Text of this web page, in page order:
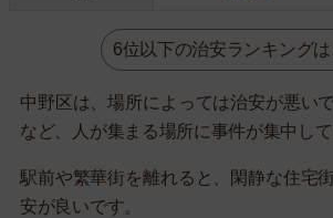
6位以下の治安ランキング
中野区は、場所によっては治安が悪い
など、人が集まる場所に事件が集中して
駅前や繁華街を離れると、閑静な住宅
安が良いです。